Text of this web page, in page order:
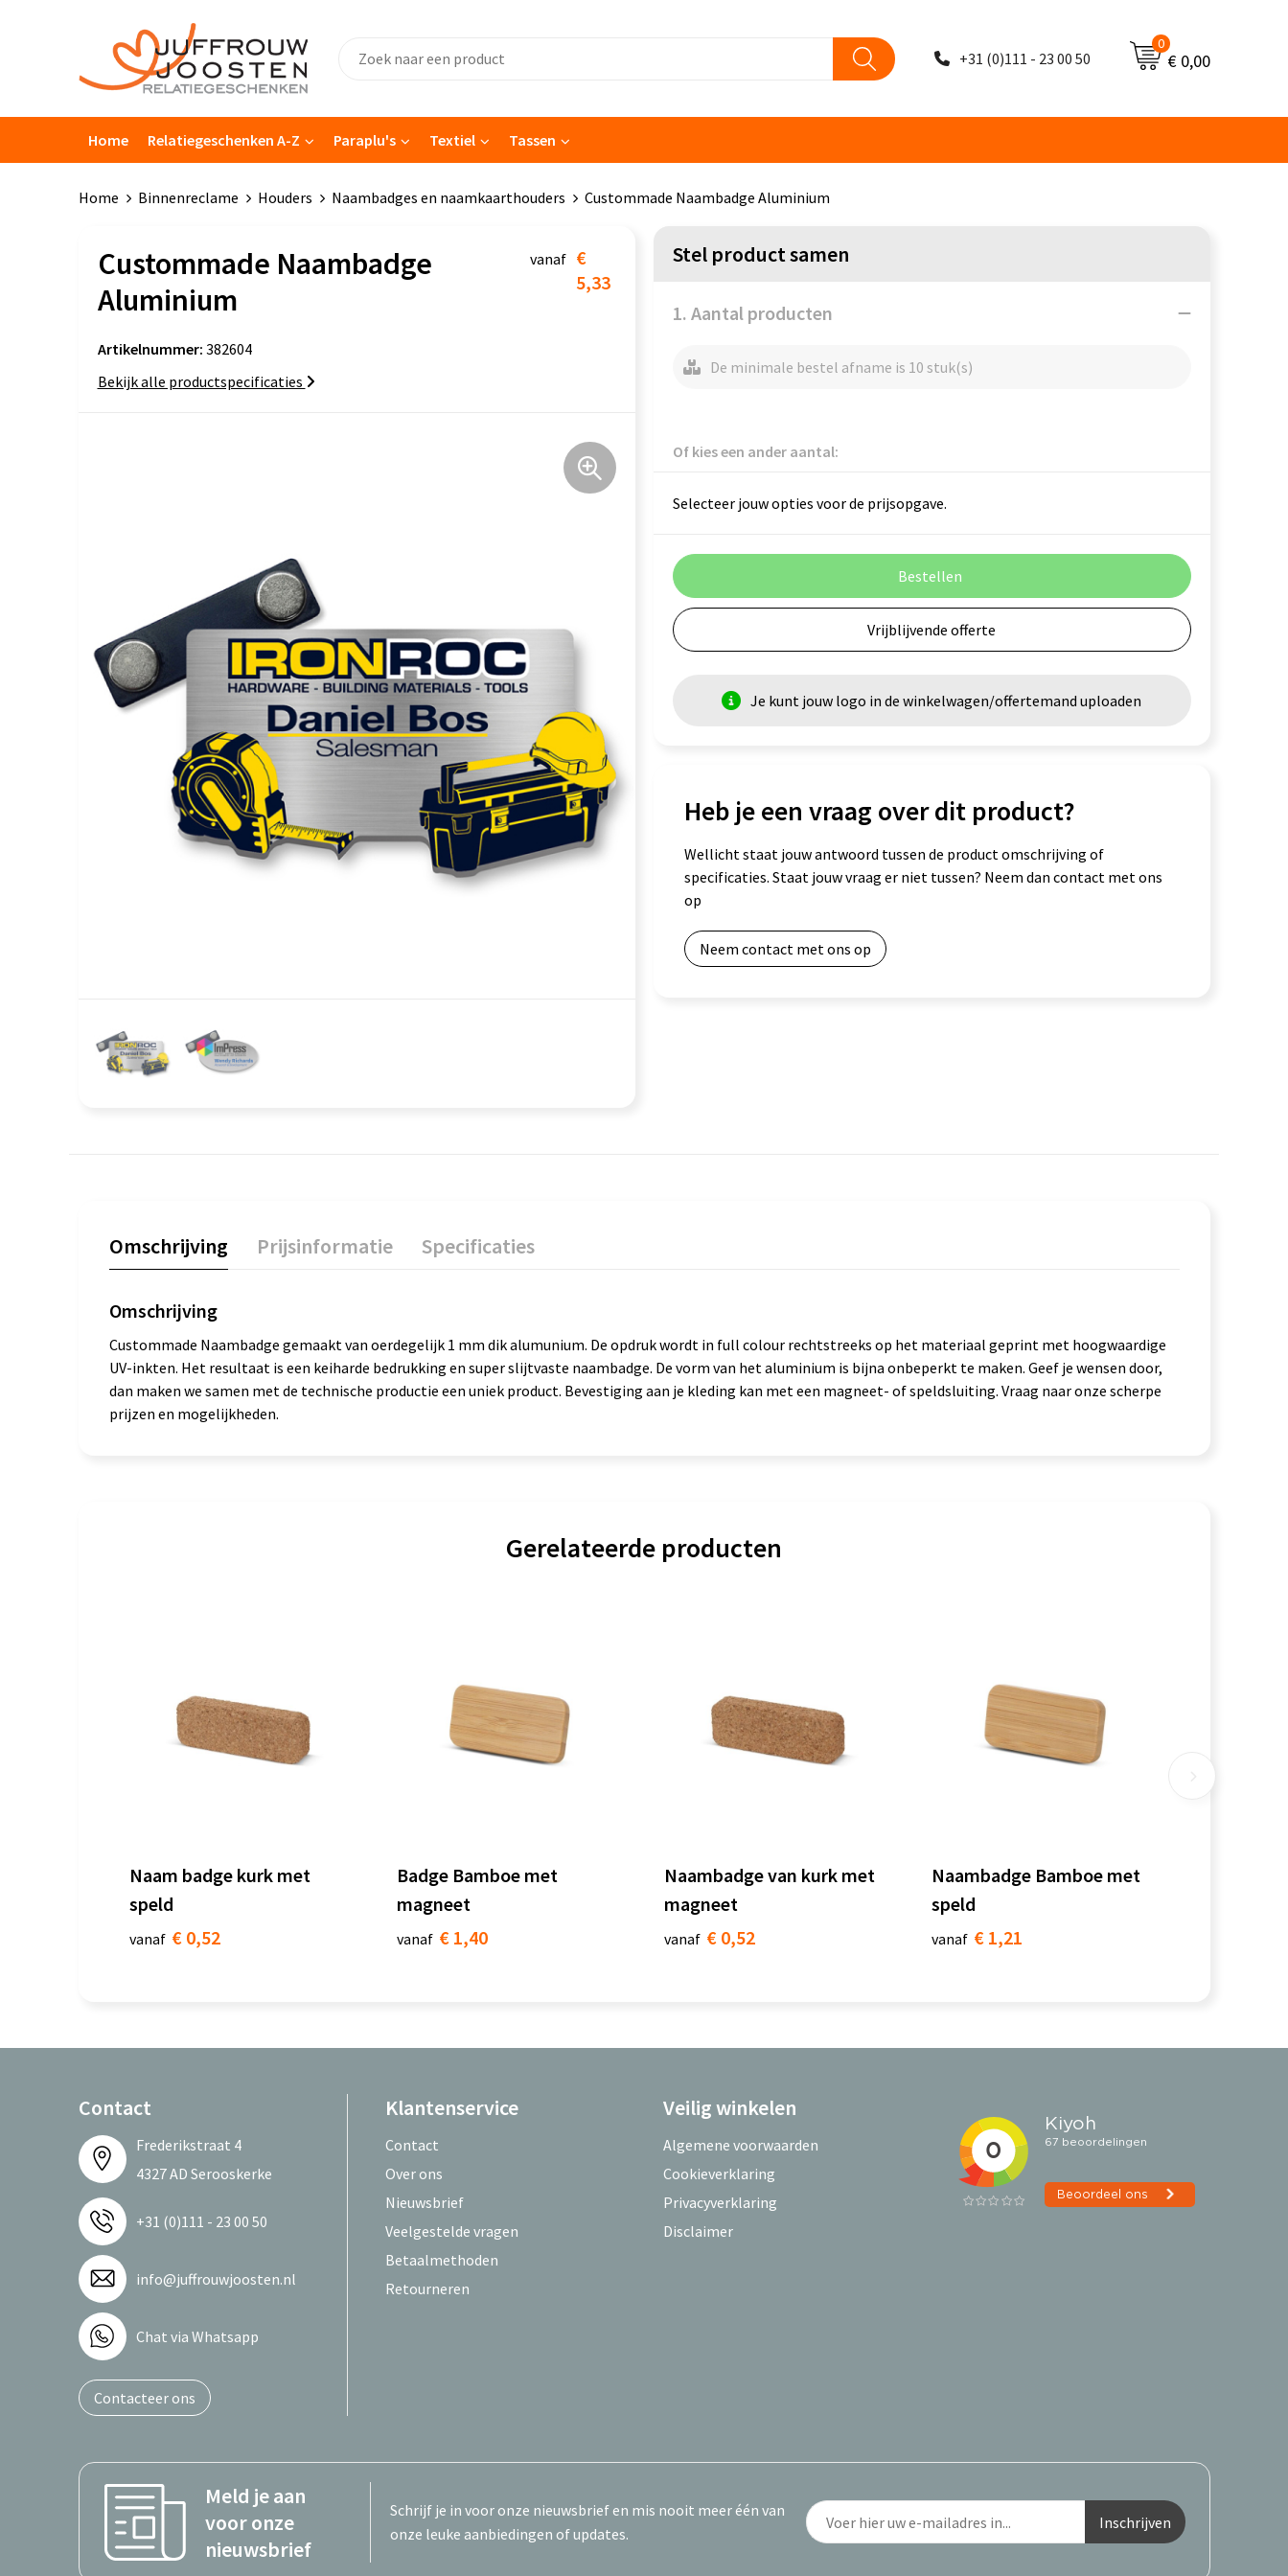
+31 (0)111 - 23 00 50
0
€ 0,00
Home Relatiegeschenken A-Z Paraplu's Textiel Tassen
Home Binnenreclame Houders Naambadges en naamkaarthouders Custommade Naambadge Aluminium
Custommade Naambadge
Aluminium
vanaf €
5,33
Artikelnummer: 382604
Bekijk alle productspecificaties
Stel product samen
1. Aantal producten
De minimale bestel afname is 10 stuk(s)
Of kies een ander aantal:
Selecteer jouw opties voor de prijsopgave.
Bestellen
Vrijblijvende offerte
Je kunt jouw logo in de winkelwagen/offertemand uploaden
Heb je een vraag over dit product?
Wellicht staat jouw antwoord tussen de product omschrijving of
specificaties. Staat jouw vraag er niet tussen? Neem dan contact met ons
op
Neem contact met ons op
Omschrijving Prijsinformatie Specificaties
Omschrijving
Custommade Naambadge gemaakt van oerdegelijk 1 mm dik alumunium. De opdruk wordt in full colour rechtstreeks op het materiaal geprint met hoogwaardige
UV-inkten. Het resultaat is een keiharde bedrukking en super slijtvaste naambadge. De vorm van het aluminium is bijna onbeperkt te maken. Geef je wensen door,
dan maken we samen met de technische productie een uniek product. Bevestiging aan je kleding kan met een magneet- of speldsluiting. Vraag naar onze scherpe
prijzen en mogelijkheden.
Gerelateerde producten
Naam badge kurk met
speld
vanaf € 0,52
Badge Bamboe met
magneet
vanaf € 1,40
Naambadge van kurk met
magneet
vanaf € 0,52
Naambadge Bamboe met
speld
vanaf € 1,21
Contact
Frederikstraat 4
4327 AD Serooskerke
+31 (0)111 - 23 00 50
info@juffrouwjoosten.nl
Chat via Whatsapp
Contacteer ons
Klantenservice
Contact
Over ons
Nieuwsbrief
Veelgestelde vragen
Betaalmethoden
Retourneren
Veilig winkelen
Algemene voorwaarden
Cookieverklaring
Privacyverklaring
Disclaimer
Meld je aan
voor onze
nieuwsbrief
Schrijf je in voor onze nieuwsbrief en mis nooit meer één van
onze leuke aanbiedingen of updates.